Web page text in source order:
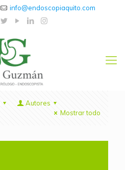
info@endoscopiaquito.com
Autores
Mostrar todo